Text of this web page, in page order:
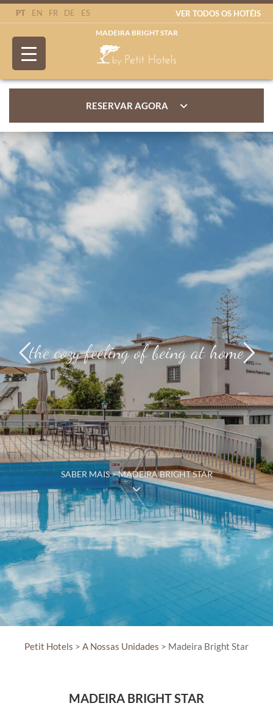
PT EN FR DE ES VER TODOS OS HOTÉIS
MADEIRA BRIGHT STAR
RESERVAR AGORA
the cozy feeling of being at home
SABER MAIS > MADEIRA BRIGHT STAR
Petit Hotels > A Nossas Unidades > Madeira Bright Star
MADEIRA BRIGHT STAR